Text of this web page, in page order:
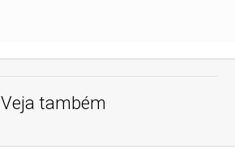
Veja também